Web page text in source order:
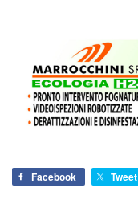
Facebook Tweet